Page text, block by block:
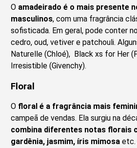
O amadeirado é o mais presente
masculinos, com uma fragrância
sofisticada. Em geral, pode conter
cedro, oud, vetiver e patchouli.
Naturelle (Chloé), Black xs for Her
Irresistible (Givenchy).
Floral
O floral é a fragrância mais
campeã de vendas. Ela surgiu na
combina diferentes notas florais
gardênia, jasmim, íris mimosaetc.